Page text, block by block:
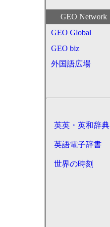
GEO Network
GEO Global
GEO biz
外国語広場
英英・英和辞典
英語電子辞書
世界の時刻